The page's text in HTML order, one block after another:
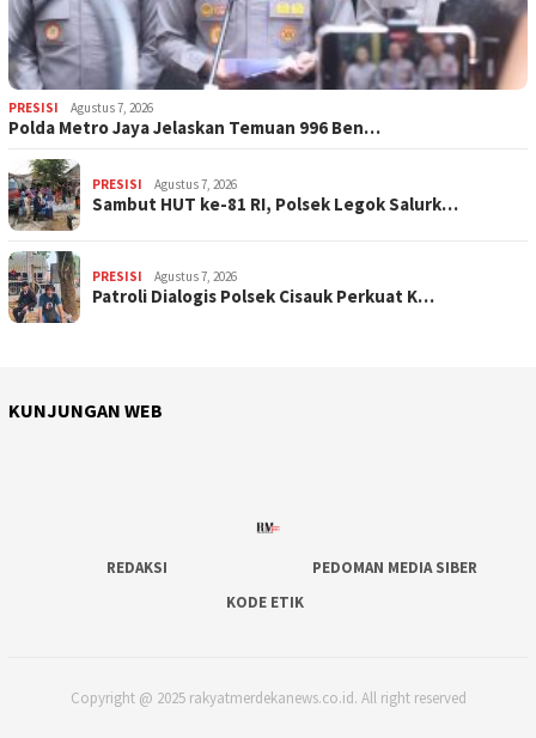
PRESISI Agustus 7, 2026
Polda Metro Jaya Jelaskan Temuan 996 Ben…
PRESISI Agustus 7, 2026
Sambut HUT ke-81 RI, Polsek Legok Salurk…
PRESISI Agustus 7, 2026
Patroli Dialogis Polsek Cisauk Perkuat K…
KUNJUNGAN WEB
REDAKSI
PEDOMAN MEDIA SIBER
KODE ETIK
Copyright @ 2025 rakyatmerdekanews.co.id. All right reserved